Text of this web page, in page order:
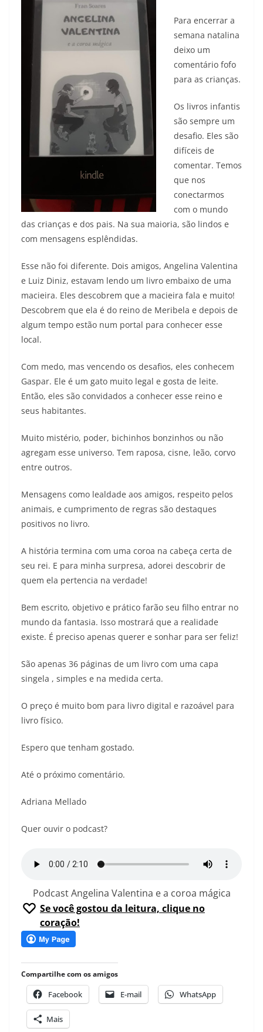
Para encerrar a
semana natalina
deixo um
comentário fofo
para as crianças.
Os livros infantis
são sempre um
desafio. Eles são
difíceis de
comentar. Temos
que nos
conectarmos
com o mundo
das crianças e dos pais. Na sua maioria, são lindos e
com mensagens esplêndidas.
Esse não foi diferente. Dois amigos, Angelina Valentina
e Luiz Diniz, estavam lendo um livro embaixo de uma
macieira. Eles descobrem que a macieira fala e muito!
Descobrem que ela é do reino de Meribela e depois de
algum tempo estão num portal para conhecer esse
local.
Com medo, mas vencendo os desafios, eles conhecem
Gaspar. Ele é um gato muito legal e gosta de leite.
Então, eles são convidados a conhecer esse reino e
seus habitantes.
Muito mistério, poder, bichinhos bonzinhos ou não
agregam esse universo. Tem raposa, cisne, leão, corvo
entre outros.
Mensagens como lealdade aos amigos, respeito pelos
animais, e cumprimento de regras são destaques
positivos no livro.
A história termina com uma coroa na cabeça certa de
seu rei. E para minha surpresa, adorei descobrir de
quem ela pertencia na verdade!
Bem escrito, objetivo e prático farão seu filho entrar no
mundo da fantasia. Isso mostrará que a realidade
existe. É preciso apenas querer e sonhar para ser feliz!
São apenas 36 páginas de um livro com uma capa
singela , simples e na medida certa.
O preço é muito bom para livro digital e razoável para
livro físico.
Espero que tenham gostado.
Até o próximo comentário.
Adriana Mellado
Quer ouvir o podcast?
Podcast Angelina Valentina e a coroa mágica
Se você gostou da leitura, clique no
coração!
Compartilhe com os amigos
Facebook E-mail WhatsApp
Mais